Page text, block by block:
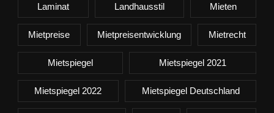
Laminat Landhausstil Mieten
Mietpreise Mietpreisentwicklung Mietrecht
Mietspiegel Mietspiegel 2021
Mietspiegel 2022 Mietspiegel Deutschland